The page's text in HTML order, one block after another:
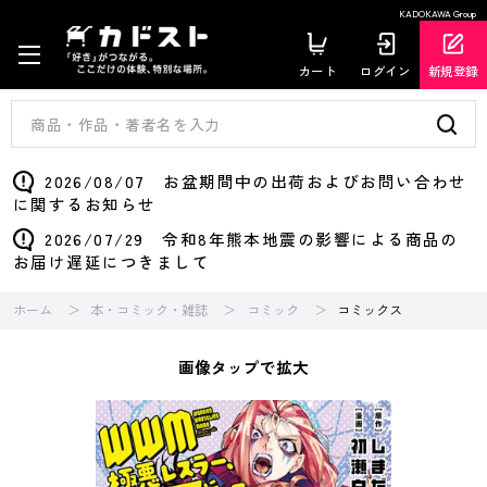
KADOKAWA Group
カート ログイン 新規登録
2026/08/07 お盆期間中の出荷およびお問い合わせ
に関するお知らせ
2026/07/29 令和8年熊本地震の影響による商品の
お届け遅延につきまして
ホーム 本・コミック・雑誌 コミック コミックス
画像タップで拡大